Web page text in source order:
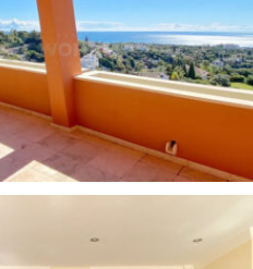
Private Terrace
Sur
Lavadero